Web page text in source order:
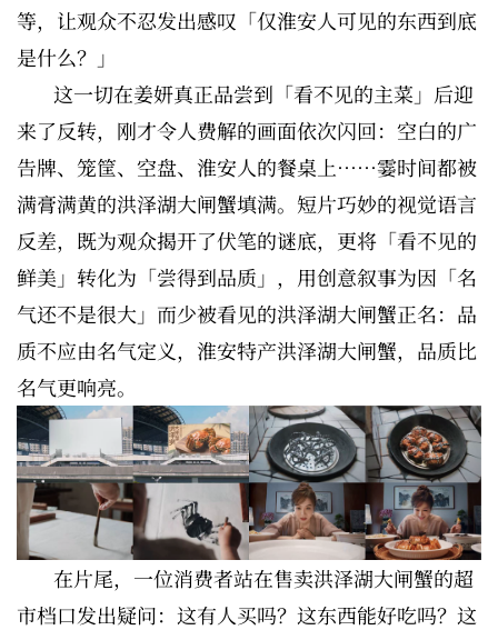
等，让观众不忍发出感叹「仅淮安人可见的东西到底
是什么？」
这一切在姜妍真正品尝到「看不见的主菜」后迎
来了反转，刚才令人费解的画面依次闪回：空白的广
告牌、笼筐、空盘、淮安人的餐桌上……霎时间都被
满膏满黄的洪泽湖大闸蟹填满。短片巧妙的视觉语言
反差，既为观众揭开了伏笔的谜底，更将「看不见的
鲜美」转化为「尝得到品质」，用创意叙事为因「名
气还不是很大」而少被看见的洪泽湖大闸蟹正名：品
质不应由名气定义，淮安特产洪泽湖大闸蟹，品质比
名气更响亮。
在片尾，一位消费者站在售卖洪泽湖大闸蟹的超
市档口发出疑问：这有人买吗？这东西能好吃吗？这